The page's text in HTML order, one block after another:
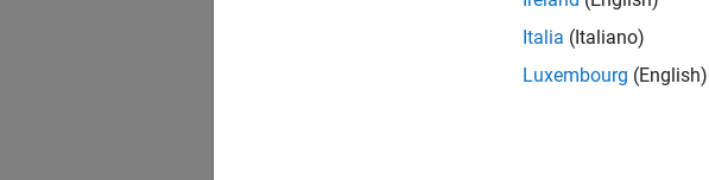
Para obtener más
Composer™, consulte
Este ejemplo mostrará
tutorial, se usa un modelo
Italia (Italiano)
Luxembourg (English)